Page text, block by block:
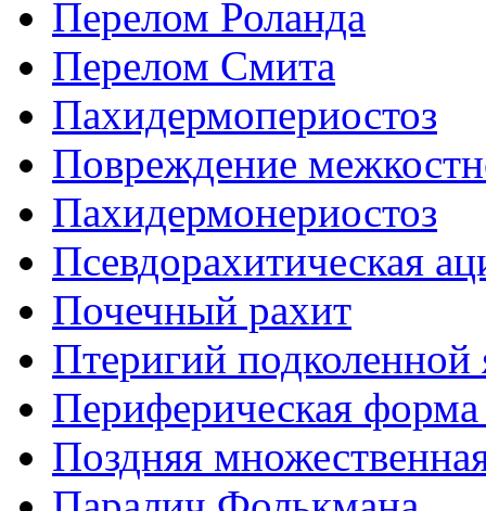
Перелом Роланда
Перелом Смита
Пахидермопериостоз
Повреждение
Пахидермонериостоз
Псевдорахитическая
Почечный рахит
Птеригий подколенной
Периферическая
Поздняя